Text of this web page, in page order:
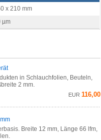
x 210 mm
µm
in Schlauchfolien, Beuteln,
2 mm.
EUR 116,00
Breite 12 mm, Länge 66 lfm,